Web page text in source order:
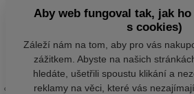
Aby web fungoval tak, jak
s cookies)
Záleží nám na tom, aby pro vás
zážitkem. Abyste na našich
hledáte, ušetřili spoustu klikání a
reklamy na věci, které vás